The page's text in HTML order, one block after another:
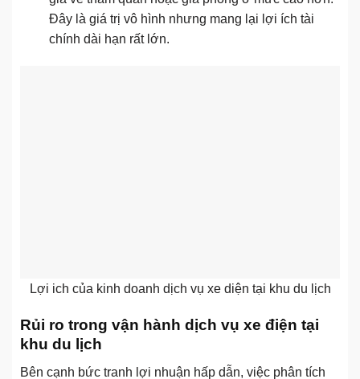
Đây là giá trị vô hình nhưng mang lại lợi ích tài
chính dài hạn rất lớn.
Lợi ich của kinh doanh dịch vụ xe diện tại khu du lịch
Rủi ro trong vận hành dịch vụ xe điện tại
khu du lịch
Bên cạnh bức tranh lợi nhuận hấp dẫn, việc phân tích